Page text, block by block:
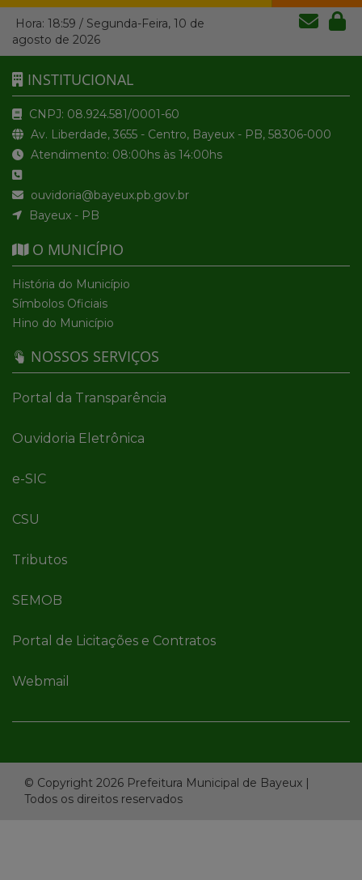
Hora: 18:59 / Segunda-Feira, 10 de
agosto de 2026
INSTITUCIONAL
CNPJ: 08.924.581/0001-60
Av. Liberdade, 3655 - Centro, Bayeux - PB, 58306-000
Atendimento: 08:00hs às 14:00hs
ouvidoria@bayeux.pb.gov.br
Bayeux - PB
O MUNICÍPIO
História do Município
Símbolos Oficiais
Hino do Município
NOSSOS SERVIÇOS
Portal da Transparência
Ouvidoria Eletrônica
e-SIC
CSU
Tributos
SEMOB
Portal de Licitações e Contratos
Webmail
© Copyright 2026 Prefeitura Municipal de Bayeux |
Todos os direitos reservados